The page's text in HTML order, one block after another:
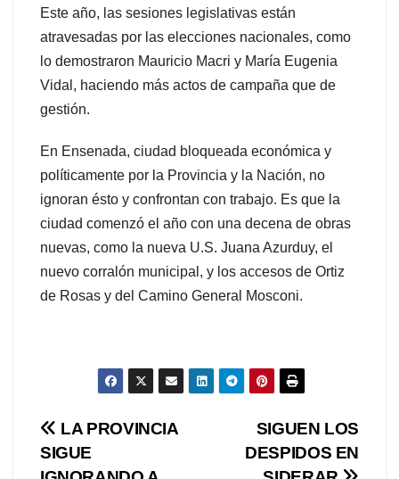
Este año, las sesiones legislativas están
atravesadas por las elecciones nacionales, como
lo demostraron Mauricio Macri y María Eugenia
Vidal, haciendo más actos de campaña que de
gestión.
En Ensenada, ciudad bloqueada económica y
políticamente por la Provincia y la Nación, no
ignoran ésto y confrontan con trabajo. Es que la
ciudad comenzó el año con una decena de obras
nuevas, como la nueva U.S. Juana Azurduy, el
nuevo corralón municipal, y los accesos de Ortiz
de Rosas y del Camino General Mosconi.
Navegación
de
SIGUEN LOS
DESPIDOS EN
LA PROVINCIA
SIGUE